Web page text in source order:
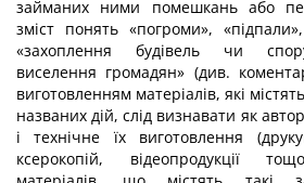
займаних ними помешкань або
зміст понять «погроми»,
«захоплення будівель чи
виселення громадян» (див.
виготовленням матеріалів, які
названих дій, слід визна­вати як
і технічне їх виготовлення
ксерокопій, відеопродукції